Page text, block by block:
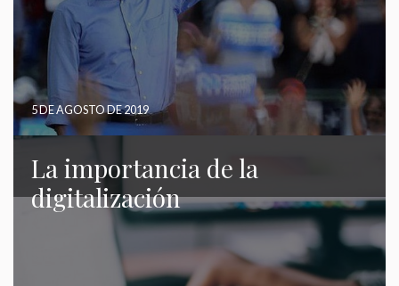
5 DE AGOSTO DE 2019
La importancia de la
digitalización
sobre las preferencias y elecciones personales del usuario
a través de la observación continuada de sus hábitos de
navegación. Gracias a ellas, podemos conocer los hábitos
de navegación en el sitio web y mostrar publicidad
relacionada con el perfil de navegación del usuario.